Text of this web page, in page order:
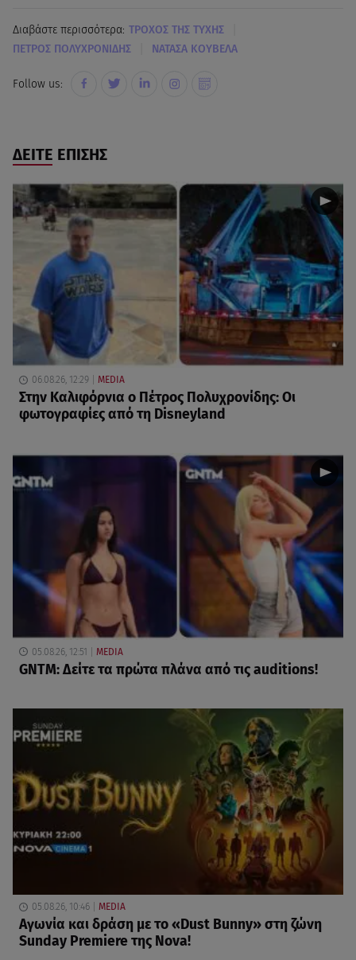
Διαβάστε περισσότερα: ΤΡΟΧΟΣ ΤΗΣ ΤΥΧΗΣ
ΠΕΤΡΟΣ ΠΟΛΥΧΡΟΝΙΔΗΣ ΝΑΤΑΣΑ ΚΟΥΒΕΛΑ
Follow us:
ΔΕΙΤΕ ΕΠΙΣΗΣ
06.08.26, 12:29 MEDIA
Στην Καλιφόρνια ο Πέτρος Πολυχρονίδης: Οι
φωτογραφίες από τη Disneyland
05.08.26, 12:51 MEDIA
GNTM: Δείτε τα πρώτα πλάνα από τις auditions!
05.08.26, 10:46 MEDIA
Αγωνία και δράση με το «Dust Bunny» στη ζώνη
Sunday Premiere της Nova!